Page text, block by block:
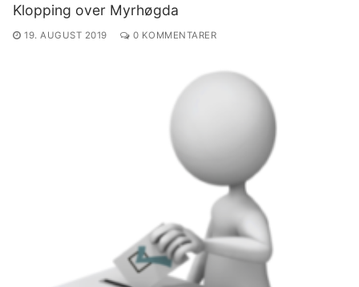
Klopping over Myrhøgda
19. AUGUST 2019 0 KOMMENTARER